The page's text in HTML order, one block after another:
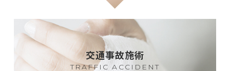
交通事故施術
TRAFFIC ACCIDENT